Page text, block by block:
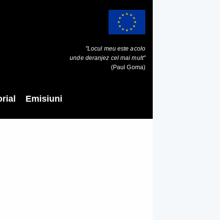
"Locul meu este acolo
unde deranjez cel mai mult"
(Paul Goma)
Emisiuni